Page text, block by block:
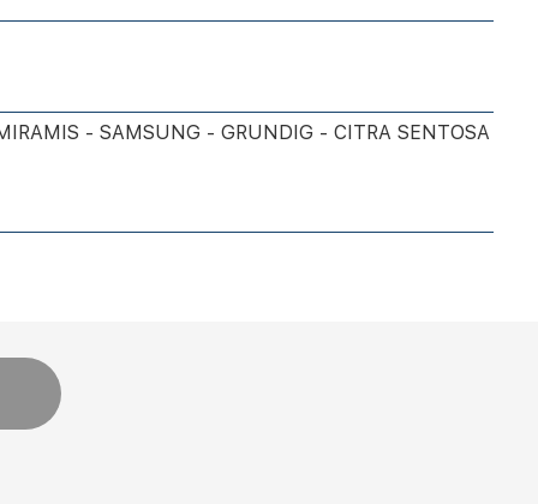
- SAMSUNG - GRUNDIG - CITRA SENTOSA